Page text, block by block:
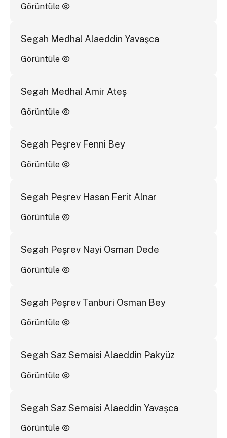
Görüntüle
Segah Medhal Alaeddin Yavaşca
Görüntüle
Segah Medhal Amir Ateş
Görüntüle
Segah Peşrev Fenni Bey
Görüntüle
Segah Peşrev Hasan Ferit Alnar
Görüntüle
Segah Peşrev Nayi Osman Dede
Görüntüle
Segah Peşrev Tanburi Osman Bey
Görüntüle
Segah Saz Semaisi Alaeddin Pakyüz
Görüntüle
Segah Saz Semaisi Alaeddin Yavaşca
Görüntüle